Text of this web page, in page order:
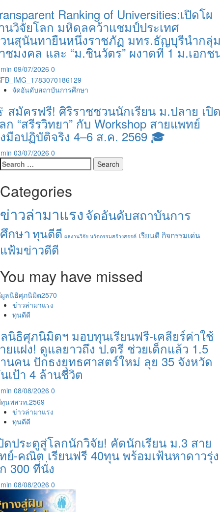
Ranking of Universities:เปิดโผ
นวิจัยโลก มหิดลคว้าแชมป์ประเทศ
นสุนันทายืนหนึ่งราชภัฏ มทร.ธัญบุรีนำกลุ่
ชมงคล และ “ม.ชินวัตร” ผงาดที่ 1 ม.เอกช
09/07/2026 0
จัดอันดับสถาบันการศึกษา
สมัครฟรี! ศิริราชชวนนักเรียน ม.ปลาย เปิ
ก “สรีรวิทยา” กับ Workshop สายแพทย์
มือปฏิบัติจริง 4–6 ส.ค. 2569 🎓
03/07/2026 0
Search
for:
Categories
ข่าวล่ามาแรงจัดอันดับสถาบันการ
ศึกษาทุนดีดี ผลงานวิจัย นวัตกรรมสร้างสรรค์ เรียนดี กิจกรรมเด่น
แฟ้มข่าวดีดี
You may have missed
ข่าวล่ามาแรง
ทุนดีดี
นิธิศุภนิมิตฯ มอบทุนเรียนฟรี-เคลียร์ค่าใช้
ยแฝง! ดูแลยาวถึง ป.ตรี ช่วยเด็กแล้ว 1.5
นคน ปักธงยุทธศาสตร์ใหม่ ลุย 35 จังหวัด
เป้า 4 ล้านชีวิต
08/08/2026 0
ข่าวล่ามาแรง
ทุนดีดี
ดประตูสู่โลกนักวิจัย! คัดนักเรียน ม.3 สาย
ย์-คณิต เรียนฟรี 40ทุน พร้อมเฟ้นหาดาวรุ่ง
300 ที่นั่ง
08/08/2026 0